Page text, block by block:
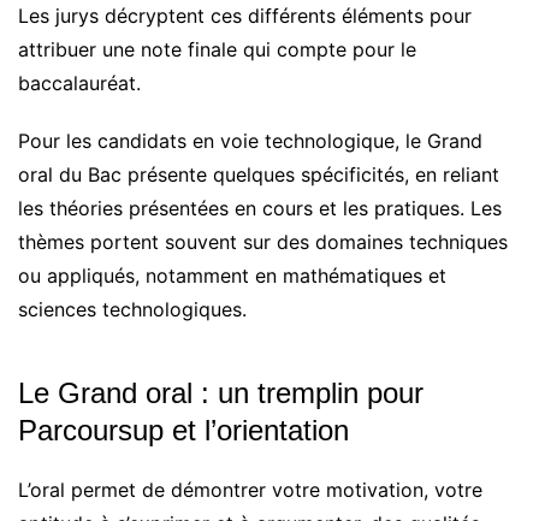
Les jurys décryptent ces différents éléments pour
attribuer une note finale qui compte pour le
baccalauréat.
Pour les candidats en voie technologique, le Grand
oral du Bac présente quelques spécificités, en reliant
les théories présentées en cours et les pratiques. Les
thèmes portent souvent sur des domaines techniques
ou appliqués, notamment en mathématiques et
sciences technologiques.
Le Grand oral : un tremplin pour
Parcoursup et l’orientation
L’oral permet de démontrer votre motivation, votre